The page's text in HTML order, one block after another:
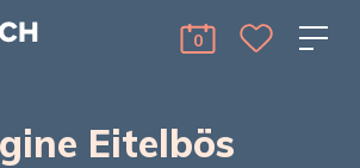
0
Eitelbös